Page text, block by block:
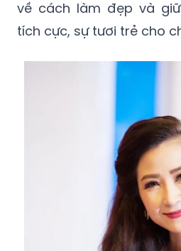
về cách làm đẹp và
tích cực, sự tươi trẻ cho